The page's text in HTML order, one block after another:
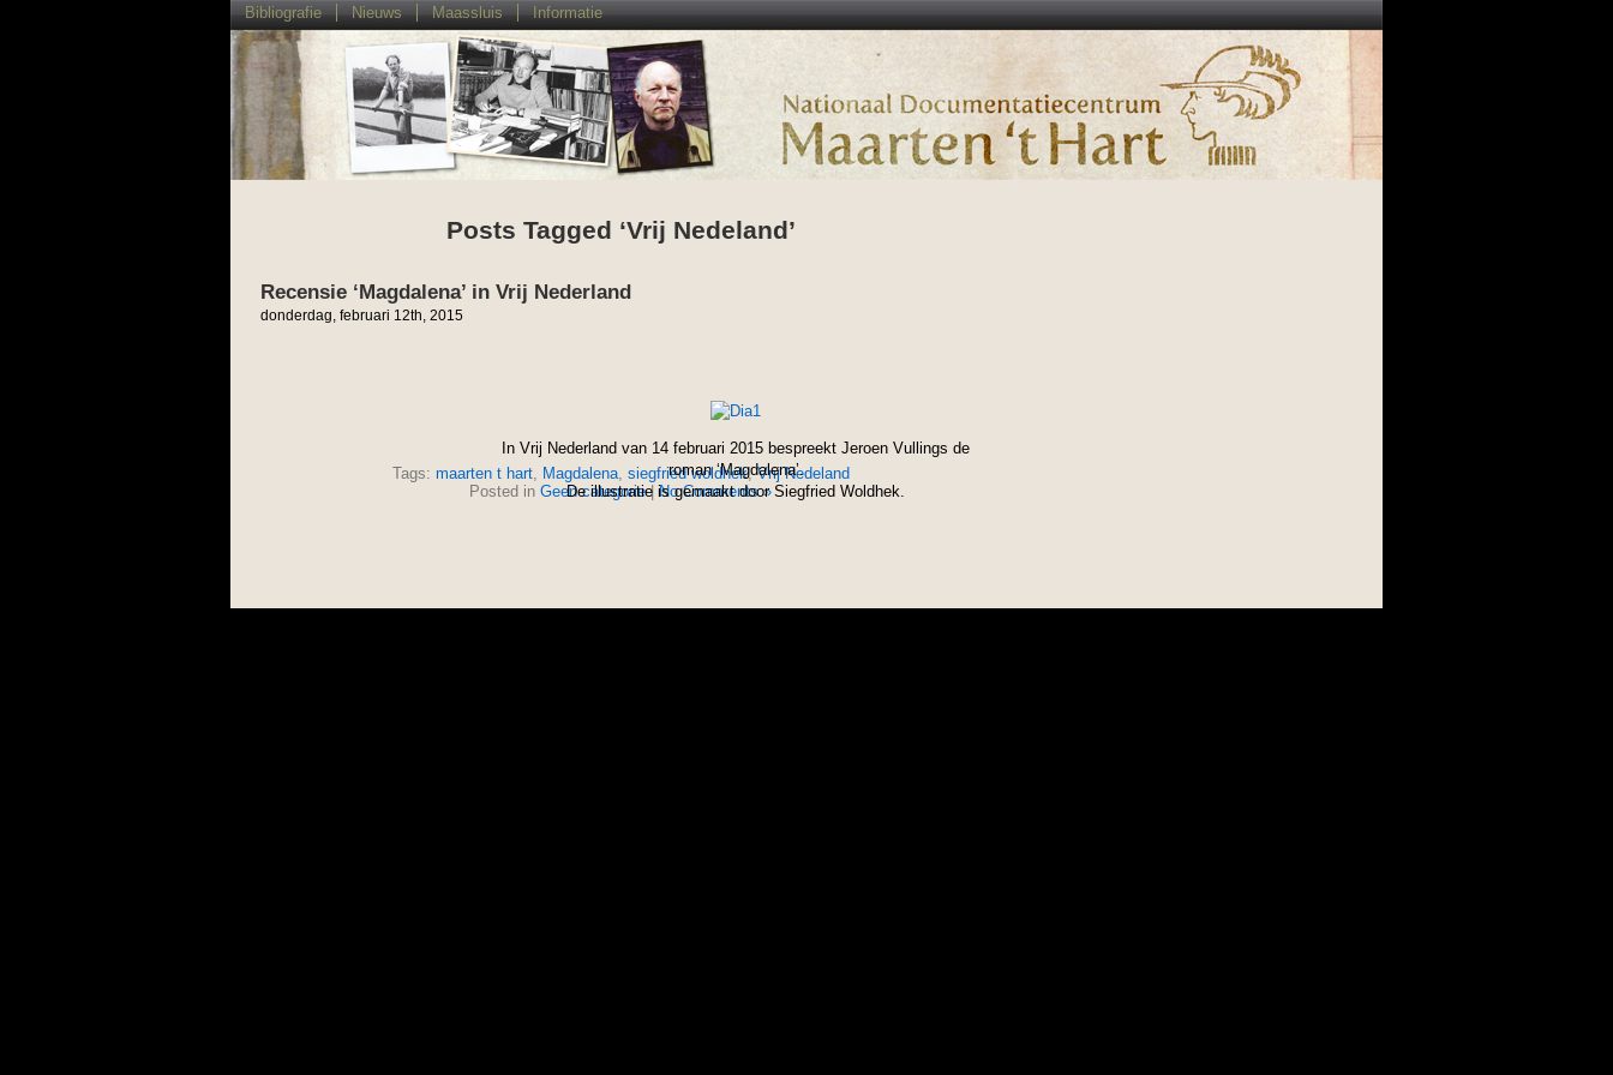
Bibliografie Nieuws Maassluis Informatie
Posts Tagged ‘Vrij Nedeland’
Recensie ‘Magdalena’ in Vrij Nederland
donderdag, februari 12th, 2015
In Vrij Nederland van 14 februari 2015 bespreekt Jeroen Vullings de
roman ‘Magdalena’.
De illustratie is gemaakt door Siegfried Woldhek.
Tags: maarten t hart, Magdalena, siegfried woldhek,Vrij Nedeland
Posted in Geen categorie|No Comments »